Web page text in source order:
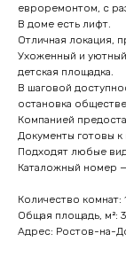
евроремонтом, с
В доме есть лифт.
Отличная локация,
Ухоженный и
детская площадка.
В шаговой
остановка
Компанией
Документы готовы
Подходят любые
Каталожный номер
Количество комнат:
Общая площадь, м²:
Адрес: Ростов-на-